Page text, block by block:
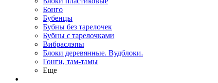
Бонго
Бубенцы
Бубны без тарелочек
Бубны с тарелочками
Вибраслэпы
Блоки деревянные. Вудблоки.
Гонги, там-тамы
Еще